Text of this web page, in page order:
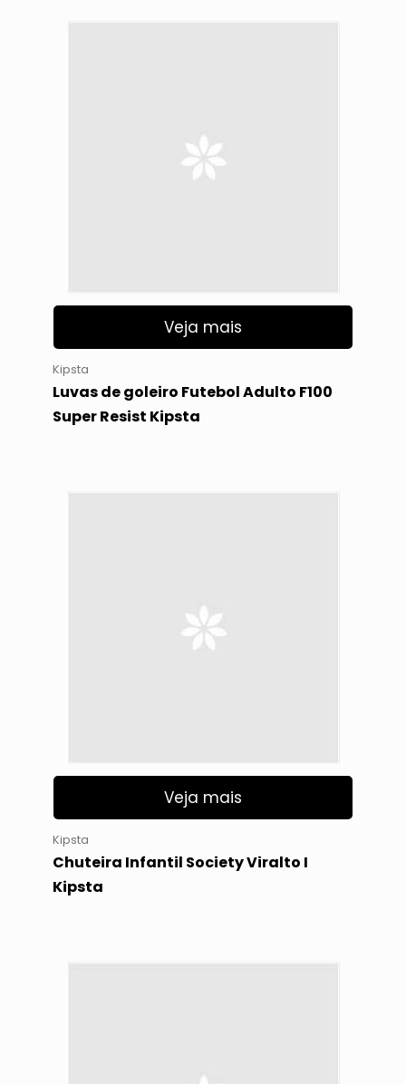
Veja mais
Kipsta
Luvas de goleiro Futebol Adulto F100
Super Resist Kipsta
Veja mais
Kipsta
Chuteira Infantil Society Viralto I
Kipsta